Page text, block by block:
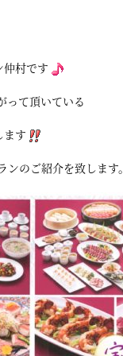
仲村です
って頂いている
ます
のご紹介を致します。